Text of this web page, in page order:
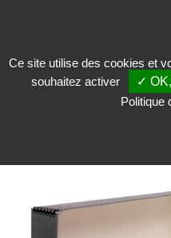
Conserver>Boites de
compact avec bande agrafe>Boîte
Ce site utilise des cookies et
souhaitez activer
✓
Politique